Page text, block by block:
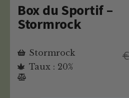
Box du Sportif –
Stormrock
Stormrock
Taux : 20%